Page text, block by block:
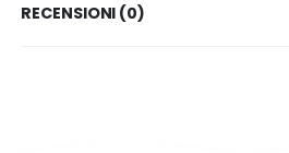
RECENSIONI (0)